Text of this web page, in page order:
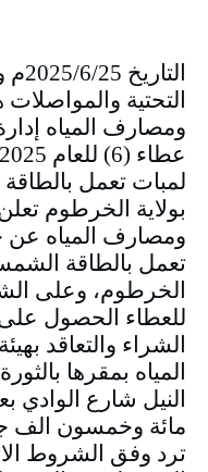
التحتية
ومصارف المياه
لمبات تعمل
بولاية الخرطوم
ومصارف المياه عن
تعمل بالطاقة
الخرطوم، وعلى
للعطاء الحصول
الشراء والتعاقد
مائة وخمسون الف